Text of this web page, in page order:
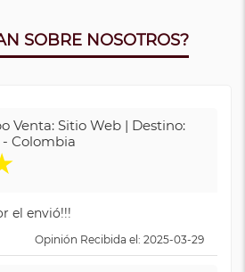
SOBRE NOSOTROS?
Venta: Sitio Web | Destino:
Colombia
el envió!!!
Opinión Recibida el: 2025-03-29